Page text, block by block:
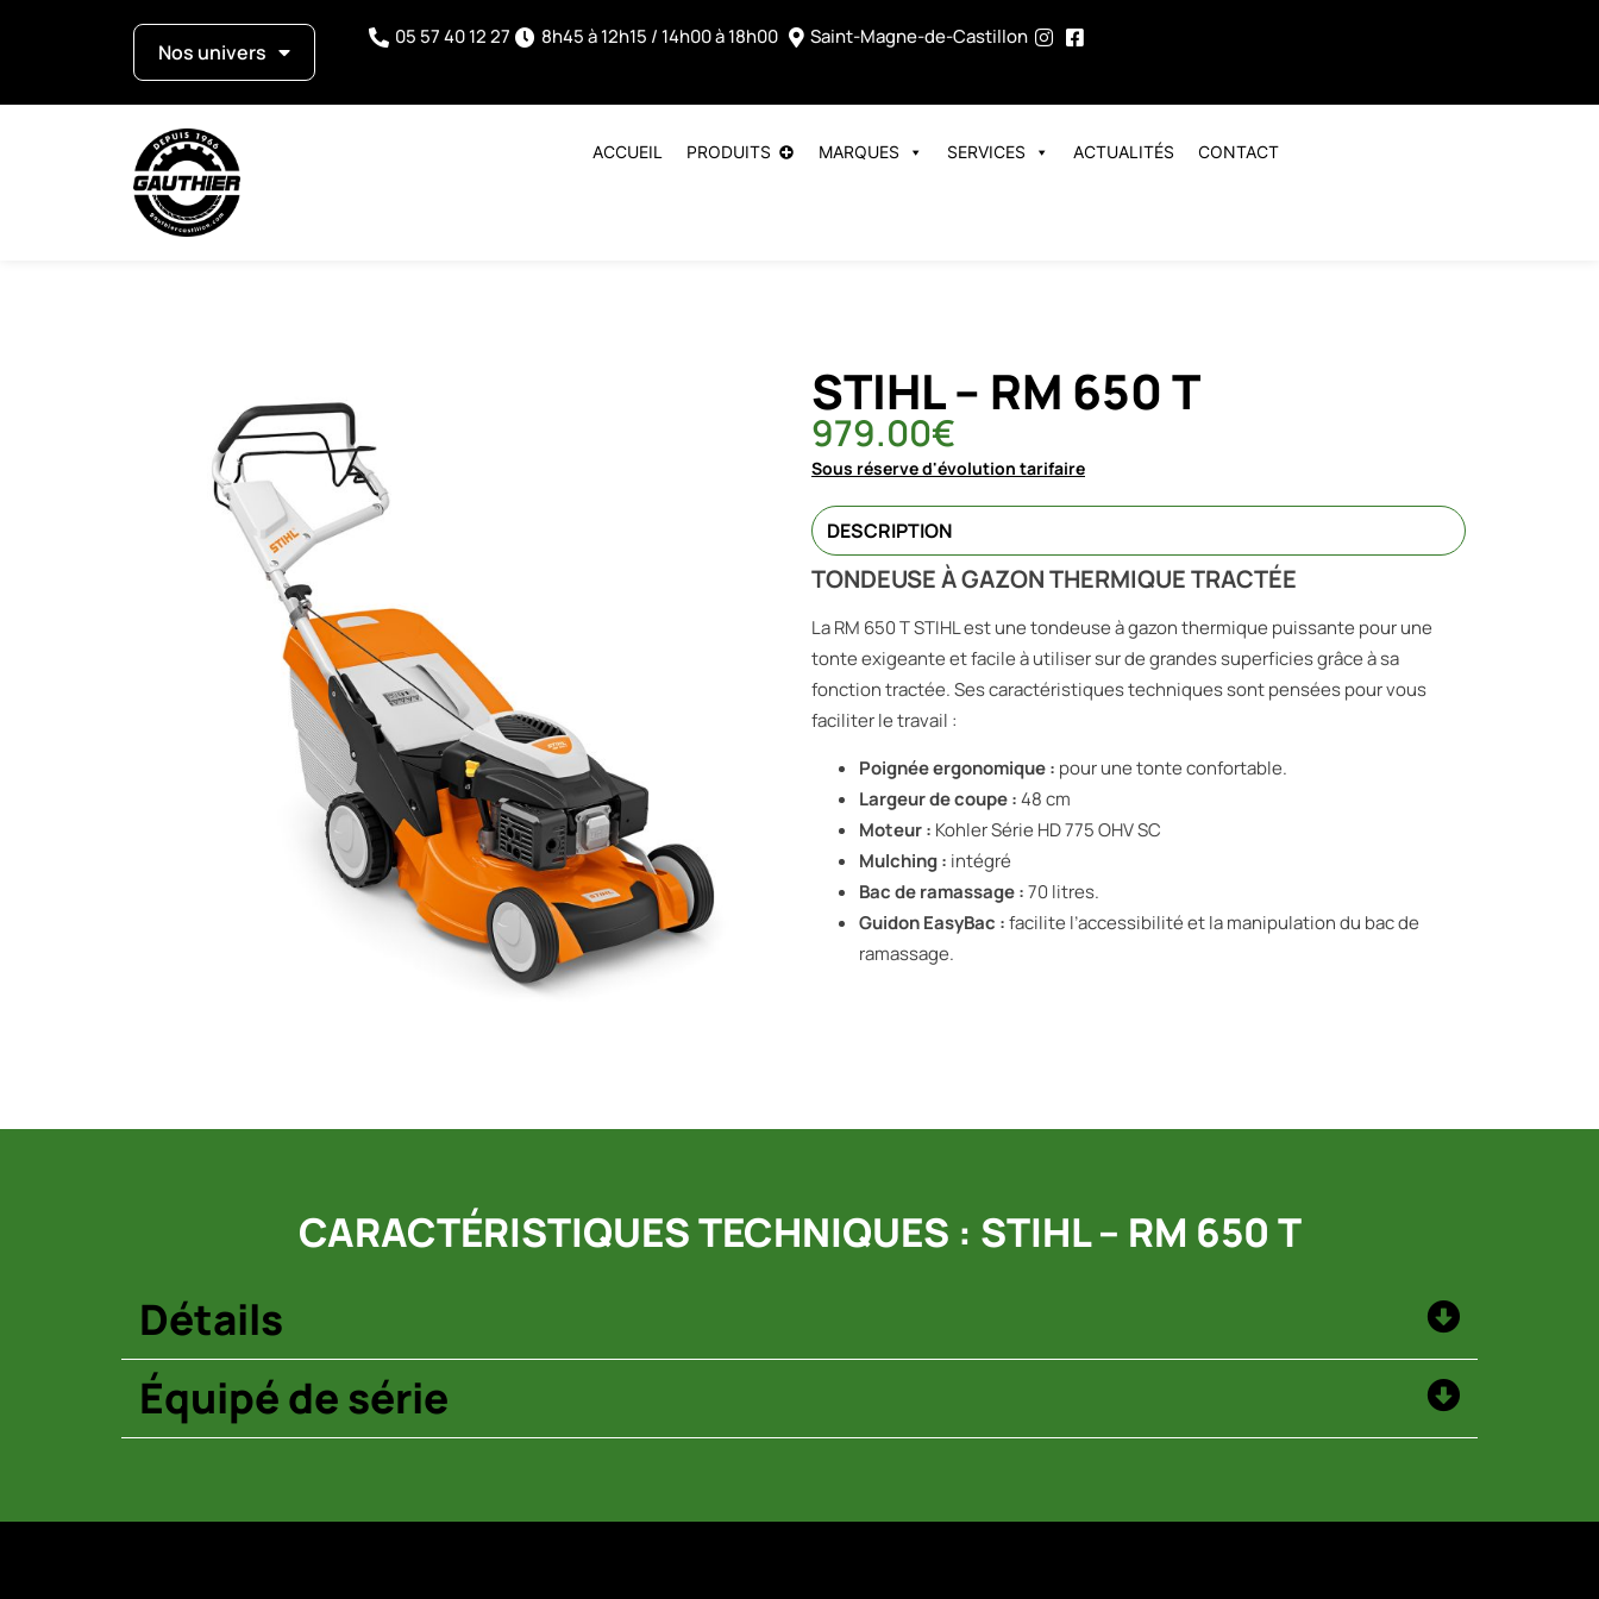
Nos univers
05 57 40 12 27 8h45 à 12h15 / 14h00 à 18h00 Saint-Magne-de-Castillon
ACCUEIL PRODUITS MARQUES SERVICES ACTUALITÉS CONTACT
STIHL – RM 650 T
979.00€
Sous réserve d'évolution tarifaire
DESCRIPTION
TONDEUSE À GAZON THERMIQUE TRACTÉE
La RM 650 T STIHL est une tondeuse à gazon thermique puissante pour une
tonte exigeante et facile à utiliser sur de grandes superficies grâce à sa
fonction tractée. Ses caractéristiques techniques sont pensées pour vous
faciliter le travail :
Poignée ergonomique : pour une tonte confortable.
Largeur de coupe :48 cm
Moteur : Kohler Série HD 775 OHV SC
Mulching : intégré
Bac de ramassage :70 litres.
Guidon EasyBac :facilite l’accessibilité et la manipulation du bac de
ramassage.
CARACTÉRISTIQUES TECHNIQUES : STIHL – RM 650 T
Détails
Équipé de série